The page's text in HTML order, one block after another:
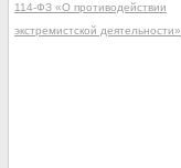
114-ФЗ «О противодействии
экстремистской деятельности»